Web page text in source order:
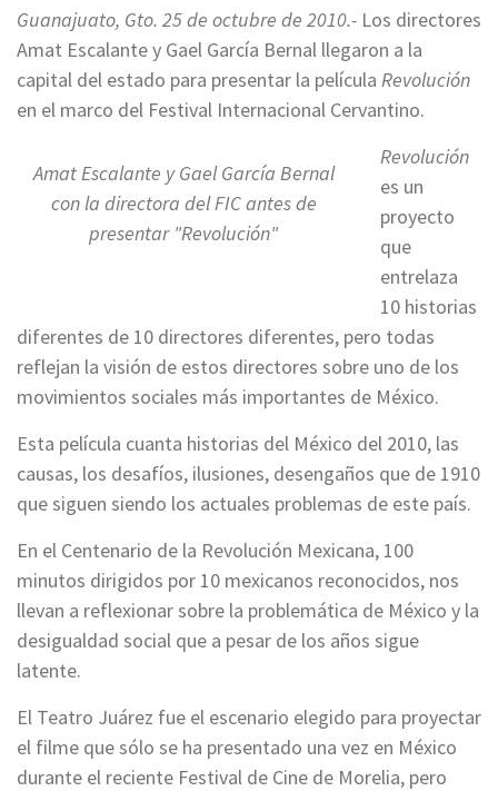
Guanajuato, Gto. 25 de octubre de 2010.- Los directores
Amat Escalante y Gael García Bernal llegaron a la
capital del estado para presentar la película Revolución
en el marco del Festival Internacional Cervantino.
Amat Escalante y Gael García Bernal
con la directora del FIC antes de
presentar "Revolución"
Revolución
es un
proyecto
que
entrelaza
10 historias
diferentes de 10 directores diferentes, pero todas
reflejan la visión de estos directores sobre uno de los
movimientos sociales más importantes de México.
Esta película cuanta historias del México del 2010, las
causas, los desafíos, ilusiones, desengaños que de 1910
que siguen siendo los actuales problemas de este país.
En el Centenario de la Revolución Mexicana, 100
minutos dirigidos por 10 mexicanos reconocidos, nos
llevan a reflexionar sobre la problemática de México y la
desigualdad social que a pesar de los años sigue
latente.
El Teatro Juárez fue el escenario elegido para proyectar
el filme que sólo se ha presentado una vez en México
durante el reciente Festival de Cine de Morelia, pero